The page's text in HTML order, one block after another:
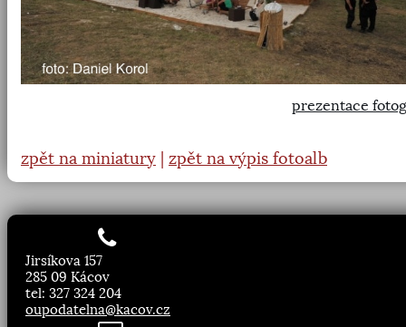
prezentace
zpět na miniatury zpět na výpis fotoalb
Jirsíkova 157
285 09 Kácov
tel: 327 324 204
oupodatelna@kacov.cz